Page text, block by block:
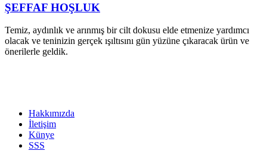
ŞEFFAF HOŞLUK
Temiz, aydınlık ve arınmış bir cilt dokusu elde etmenize yardımcı
olacak ve teninizin gerçek ışıltısını gün yüzüne çıkaracak ürün ve
önerilerle geldik.
Hakkımızda
İletişim
Künye
SSS